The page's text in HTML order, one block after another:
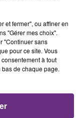
Une situation
qui est toujours
et fermer", ou affiner en
"Gérer mes choix".
"Continuer sans
pour ce site. Vous
à tout
de chaque page.